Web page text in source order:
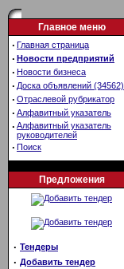
Главное меню
· Главная страница
· Новости предприятий
· Новости бизнеса
· Доска объявлений (34562)
· Отраслевой рубрикатор
· Алфавитный указатель
· Алфавитный указатель
руководителей
· Поиск
Предложения
· Тендеры
· Добавить тендер